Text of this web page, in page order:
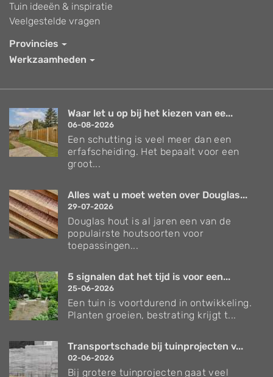
Tuin ideeën & inspiratie
Veelgestelde vragen
Provincies
Werkzaamheden
Waar let u op bij het kiezen van ee...
06-08-2026
Een schutting is veel meer dan een
erfafscheiding. Het bepaalt voor een
groot...
Alles wat u moet weten over Douglas...
29-07-2026
Douglas hout is al jaren een van de
populairste houtsoorten voor
toepassingen...
5 signalen dat het tijd is voor een...
25-06-2026
Een tuin is voortdurend in ontwikkeling.
Planten groeien, bestrating krijgt t...
Transportschade bij tuinprojecten v...
02-06-2026
Bij grotere tuinprojecten gaat veel